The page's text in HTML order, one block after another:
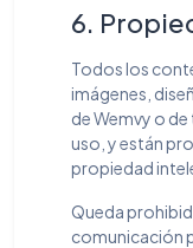
6.
Todos los
imágenes,
de Wemvy o
uso, y están
propiedad
Queda
comunicación